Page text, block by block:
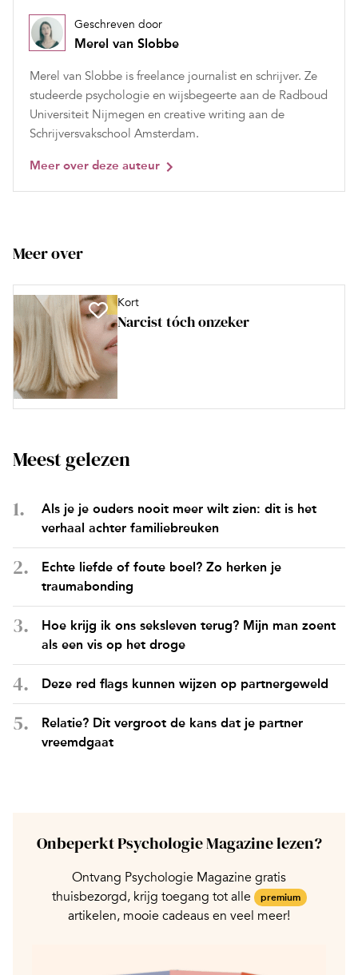
Geschreven door
Merel van Slobbe
Merel van Slobbe is freelance journalist en schrijver. Ze
studeerde psychologie en wijsbegeerte aan de Radboud
Universiteit Nijmegen en creative writing aan de
Schrijversvakschool Amsterdam.
Meer over deze auteur
Meer over
Kort
Narcist tóch onzeker
Meest gelezen
Als je je ouders nooit meer wilt zien: dit is het
verhaal achter familiebreuken
Echte liefde of foute boel? Zo herken je
traumabonding
Hoe krijg ik ons seksleven terug? Mijn man zoent
als een vis op het droge
Deze red flags kunnen wijzen op partnergeweld
Relatie? Dit vergroot de kans dat je partner
vreemdgaat
Onbeperkt Psychologie Magazine lezen?
Ontvang Psychologie Magazine gratis
thuisbezorgd, krijg toegang tot alle
premium
artikelen, mooie cadeaus en veel meer!